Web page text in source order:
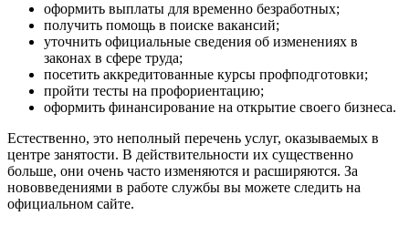
оформить выплаты для временно безработных;
получить помощь в поиске вакансий;
уточнить официальные сведения об изменениях в
законах в сфере труда;
посетить аккредитованные курсы профподготовки;
пройти тесты на профориентацию;
оформить финансирование на открытие своего бизнеса.
Естественно, это неполный перечень услуг, оказываемых в
центре занятости. В действительности их существенно
больше, они очень часто изменяются и расширяются. За
нововведениями в работе службы вы можете следить на
официальном сайте.